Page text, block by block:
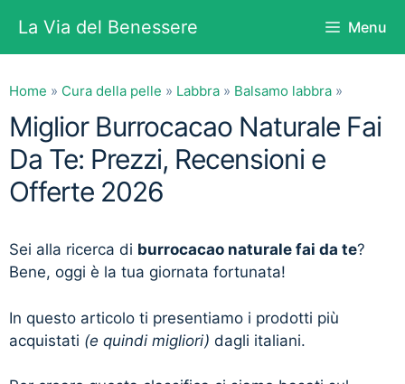
contenuto
La Via del Benessere Menu
Home » Cura della pelle » Labbra » Balsamo labbra »
Miglior Burrocacao Naturale Fai
Da Te: Prezzi, Recensioni e
Offerte 2026
Sei alla ricerca di burrocacao naturale fai da te?
Bene, oggi è la tua giornata fortunata!
In questo articolo ti presentiamo i prodotti più
acquistati (e quindi migliori) dagli italiani.